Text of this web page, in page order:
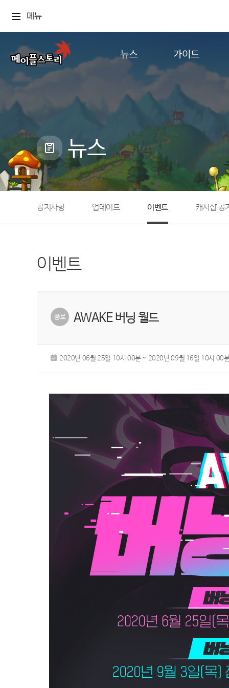
메뉴
뉴스
공지사항
업데이트
캐시샵 공지
메이플 알림판
with maple
가이드
게임정보
직업소개
확률형 아이템
NEXON NOW
뉴스
공지사항 업데이트 이벤트 캐시샵 공
이벤트
AWAKE 버닝 월드
2020년 06월 25일 10시 00분 ~ 2020년 09월 16일 10시 00